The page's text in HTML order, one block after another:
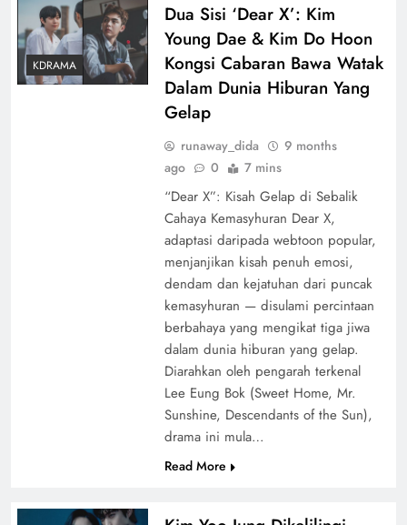
KDRAMA
Dua Sisi ‘Dear X’: Kim
Young Dae & Kim Do Hoon
Kongsi Cabaran Bawa Watak
Dalam Dunia Hiburan Yang
Gelap
runaway_dida
9 months
ago
0 7 mins
“Dear X”: Kisah Gelap di Sebalik
Cahaya Kemasyhuran Dear X,
adaptasi daripada webtoon popular,
menjanjikan kisah penuh emosi,
dendam dan kejatuhan dari puncak
kemasyhuran — disulami percintaan
berbahaya yang mengikat tiga jiwa
dalam dunia hiburan yang gelap.
Diarahkan oleh pengarah terkenal
Lee Eung Bok (Sweet Home, Mr.
Sunshine, Descendants of the Sun),
drama ini mula…
Read More